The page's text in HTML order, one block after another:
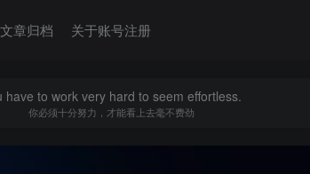
文章归档 关于账号注册
have to work very hard to seem effortless.
你必须十分努力，才能看上去毫不费劲